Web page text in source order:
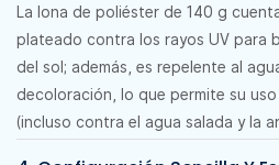
La lona de poliéster de 140 g
plateado contra los rayos UV para
del sol; además, es repelente al
decoloración, lo que permite su
(incluso contra el agua salada y la